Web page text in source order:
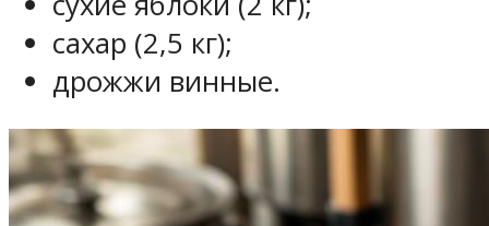
сахар (2,5 кг);
дрожжи винные.